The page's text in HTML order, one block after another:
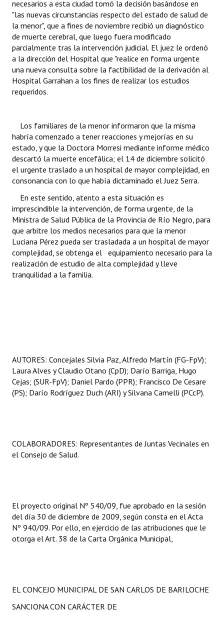
necesarios a esta ciudad tomó la decisión basándose en
"las nuevas circunstancias respecto del estado de salud de
la menor", que a fines de noviembre recibió un diagnóstico
de muerte cerebral, que luego fuera modificado
parcialmente tras la intervención judicial. El juez le ordenó
a la dirección del Hospital que "realice en forma urgente
una nueva consulta sobre la factibilidad de la derivación al
Hospital Garrahan a los fines de realizar los estudios
requeridos.
Los familiares de la menor informaron que la misma
habría comenzado a tener reacciones y mejorías en su
estado, y que la Doctora Morresi mediante informe médico
descartó la muerte encefálica; el 14 de diciembre solicitó
el urgente traslado a un hospital de mayor complejidad, en
consonancia con lo que había dictaminado el Juez Serra.
En este sentido, atento a esta situación es
imprescindible la intervención, de forma urgente, de la
Ministra de Salud Pública de la Provincia de Río Negro, para
que arbitre los medios necesarios para que la menor
Luciana Pérez pueda ser trasladada a un hospital de mayor
complejidad, se obtenga el equipamiento necesario para la
realización de estudio de alta complejidad y lleve
tranquilidad a la familia.
AUTORES: Concejales Silvia Paz, Alfredo Martín (FG-FpV);
Laura Alves y Claudio Otano (CpD); Darío Barriga, Hugo
Cejas; (SUR-FpV); Daniel Pardo (PPR); Francisco De Cesare
(PS); Darío Rodríguez Duch (ARI) y Silvana Camelli (PCcP).
COLABORADORES: Representantes de Juntas Vecinales en
el Consejo de Salud.
El proyecto original Nº 540/09, fue aprobado en la sesión
del día 30 de diciembre de 2009, según consta en el Acta
Nº 940/09. Por ello, en ejercicio de las atribuciones que le
otorga el Art. 38 de la Carta Orgánica Municipal,
EL CONCEJO MUNICIPAL DE SAN CARLOS DE BARILOCHE
SANCIONA CON CARÁCTER DE